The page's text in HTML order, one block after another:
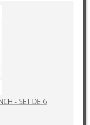
- SET DE 6